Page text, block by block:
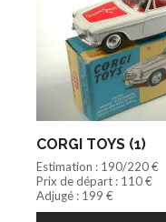
CORGI TOYS (1)
Estimation : 190/220 €
Prix de départ : 110 €
Adjugé : 199 €